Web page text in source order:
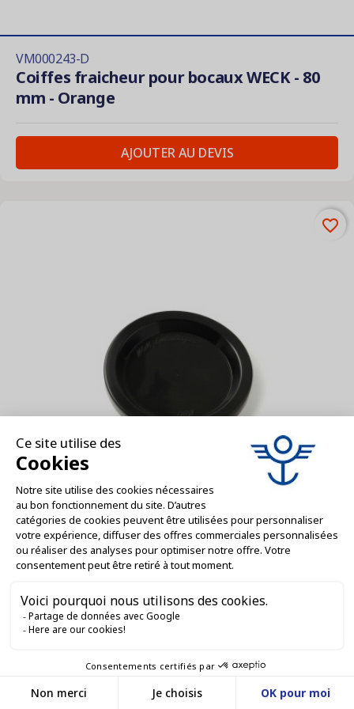
VM000243-D
Coiffes fraicheur pour bocaux WECK - 80
mm - Orange
AJOUTER AU DEVIS
Coiffes fraicheur pour bocaux WECK - 80
mm - Noir
AJOUTER AU DEVIS
favorite_border